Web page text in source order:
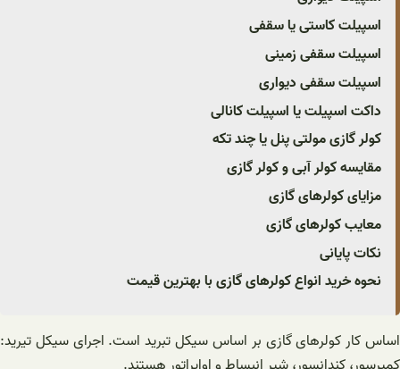
اسپیلت کاستی یا سقفی
اسپیلت سقفی زمینی
اسپیلت سقفی دیواری
داکت اسپیلت یا اسپیلت کانالی
کولر گازی مولتی پنل یا چند تکه
مقایسه کولر آبی و کولر گازی
مزایای کولرهای گازی
معایب کولرهای گازی
نکات پایانی
نحوه خرید انواع کولرهای گازی با بهترین قیمت
اساس کار کولرهای گازی بر اساس سیکل تبرید است. اجرای سیکل تیرید: